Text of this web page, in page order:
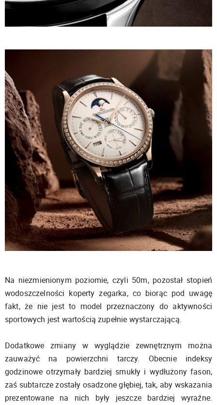
Na niezmienionym poziomie, czyli 50m, pozostał stopień
wodoszczelności koperty zegarka, co biorąc pod uwagę
fakt, że nie jest to model przeznaczony do aktywności
sportowych jest wartością zupełnie wystarczającą.
Dodatkowe zmiany w wyglądzie zewnętrznym można
zauważyć na powierzchni tarczy. Obecnie indeksy
godzinowe otrzymały bardziej smukły i wydłużony fason,
zaś subtarcze zostały osadzone głębiej, tak, aby wskazania
prezentowane na nich były jeszcze bardziej wyraźne.